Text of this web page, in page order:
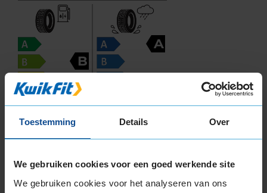
Toestemming Details Over
We gebruiken cookies voor een goed werkende site
We gebruiken cookies voor het analyseren van ons
B
A
ABC